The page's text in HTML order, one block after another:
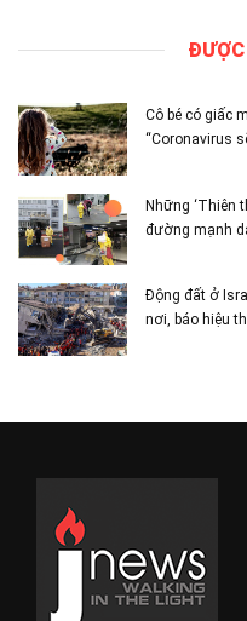
ĐƯỢC
Cô bé có giấc
“Coronavirus
Những ‘Thiên
đường mạnh
Động đất ở
nơi, báo hiệu